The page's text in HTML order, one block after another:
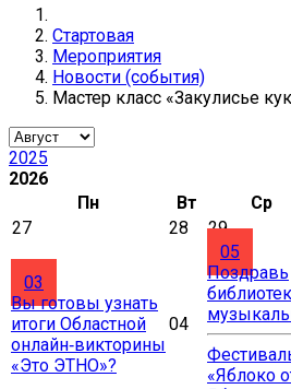
Стартовая
Мероприятия
Новости (события)
Мастер класс «Закулисье
2025
2026
Пн
Вт Ср
27
28 29
03
Вы готовы узнать
итоги Областной
онлайн‑викторины
«Это ЭТНО»?
04
05
Поздравь
«Яблоко